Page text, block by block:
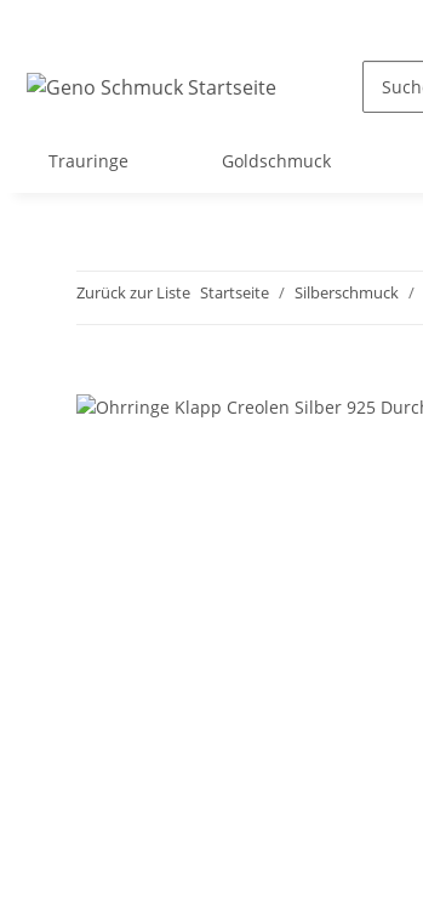
Trauringe Goldschmuck
Zurück zur Liste Startseite Silberschmuck